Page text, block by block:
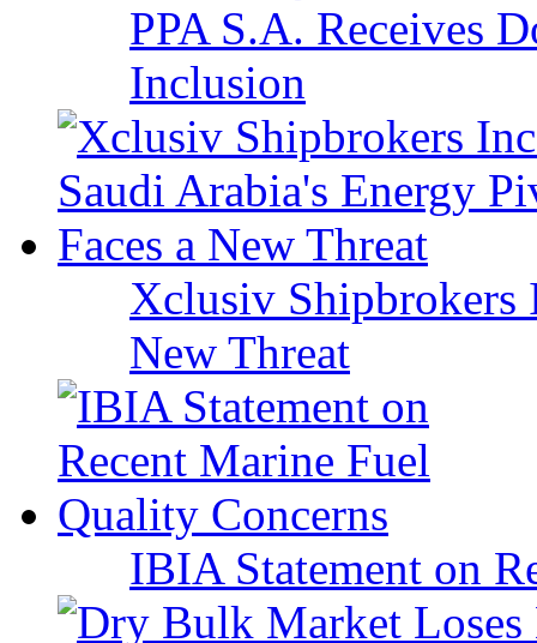
PPA S.A. Receives
Inclusion
Xclusiv Shipbrokers
New Threat
IBIA Statement on